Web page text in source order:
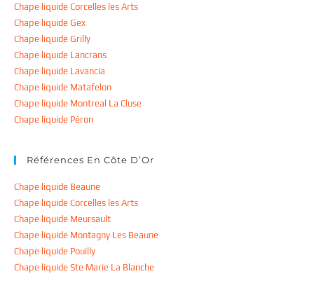
Chape liquide Corcelles les Arts
Chape liquide Gex
Chape liquide Grilly
Chape liquide Lancrans
Chape liquide Lavancia
Chape liquide Matafelon
Chape liquide Montreal La Cluse
Chape liquide Péron
Références En Côte D’Or
Chape liquide Beaune
Chape liquide Corcelles les Arts
Chape liquide Meursault
Chape liquide Montagny Les Beaune
Chape liquide Pouilly
Chape liquide Ste Marie La Blanche